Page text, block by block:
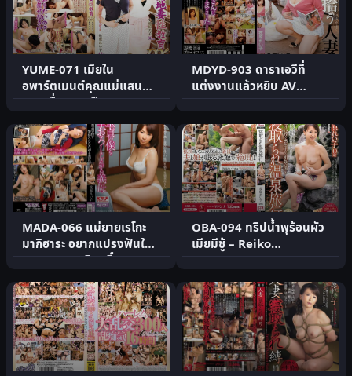
YUME-071 เมียใน
อพาร์ตเมนต์คุณแม่แสน
สวย เรื่องเพศศึกษา DX
MDYD-903 ดาราเอวีที่
แต่งงานแล้วหยิบ AV
Reiko Makihara
MADA-066 แม่ยายเรโกะ
มากิฮาระ อยากแปรงฟันให้
ลูกเขยตอนบริสุทธิ์
OBA-094 ทริปน้ำพุร้อนผัว
เมียมีชู้ – Reiko
Makihara